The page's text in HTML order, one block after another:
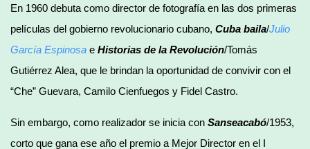
En 1960 debuta como director de fotografía en las dos primeras
películas del gobierno revolucionario cubano, Cuba baila/Julio
García Espinosa e Historias de la Revolución/Tomás
Gutiérrez Alea, que le brindan la oportunidad de convivir con el
“Che” Guevara, Camilo Cienfuegos y Fidel Castro.
Sin embargo, como realizador se inicia con Sanseacabó/1953,
corto que gana ese año el premio a Mejor Director en el I